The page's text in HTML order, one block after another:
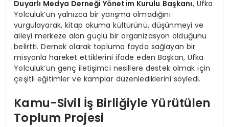
Duyarlı Medya Derneği Yönetim Kurulu Başkanı, Ufka
Yolculuk’un yalnızca bir yarışma olmadığını
vurgulayarak, kitap okuma kültürünü, düşünmeyi ve
aileyi merkeze alan güçlü bir organizasyon olduğunu
belirtti. Dernek olarak topluma fayda sağlayan bir
misyonla hareket ettiklerini ifade eden Başkan, Ufka
Yolculuk’un genç iletişimci nesillere destek olmak için
çeşitli eğitimler ve kamplar düzenlediklerini söyledi.
Kamu-Sivil İş Birliğiyle Yürütülen
Toplum Projesi